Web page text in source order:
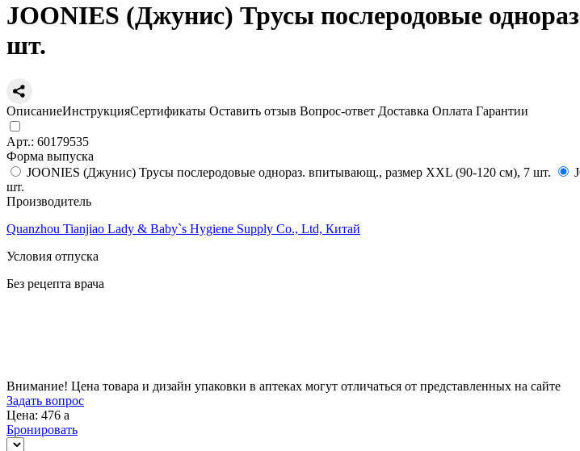
JOONIES (Джунис) Трусы послеродовые
шт.
ОписаниеИнструкцияСертификаты Оставить отзыв Вопрос-ответ Доставка Оплата Гарантии
Арт.: 60179535
Форма выпуска
JOONIES (Джунис) Трусы послеродовые однораз. впитывающ., размер XXL (90-120 см), 7 шт.
шт.
Производитель
Quanzhou Tianjiao Lady & Baby`s Hygiene Supply Co., Ltd, Китай
Условия отпуска
Без рецепта врача
Внимание! Цена товара и дизайн упаковки в аптеках могут отличаться от представленных на сайте
Задать вопрос
Цена: 476 a
Бронировать